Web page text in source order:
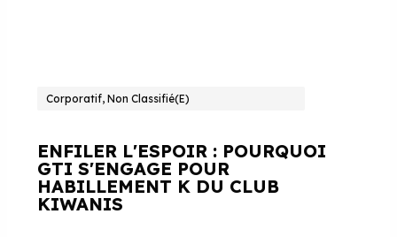
Corporatif, Non Classifié(e)
ENFILER L'ESPOIR : POURQUOI
GTI S'ENGAGE POUR
HABILLEMENT K DU CLUB
KIWANIS